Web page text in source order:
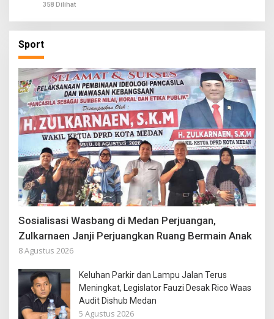
358 Dilihat
Sport
Sosialisasi Wasbang di Medan Perjuangan,
Zulkarnaen Janji Perjuangkan Ruang Bermain Anak
8 Agustus 2026
Keluhan Parkir dan Lampu Jalan Terus
Meningkat, Legislator Fauzi Desak Rico Waas
Audit Dishub Medan
5 Agustus 2026